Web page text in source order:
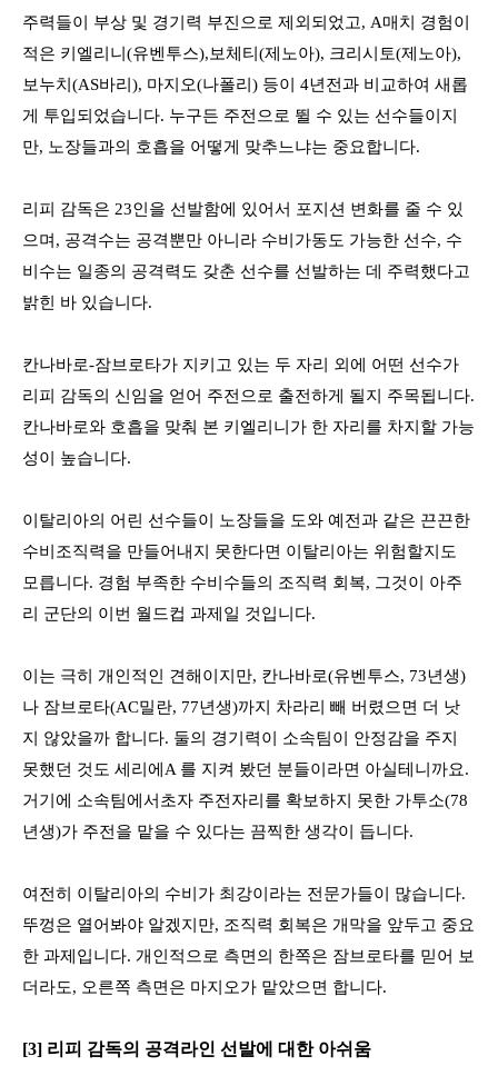
주력들이 부상 및 경기력 부진으로 제외되었고, A매치 경험이
적은 키엘리니 (유벤투스),보체티 (제노아), 크리시토(제노아),
보누치 (AS바리 ), 마지오(나폴리 ) 등이 4년전과 비교하여 새롭
게 투입되었습니다. 누구든 주전으로 뛸 수 있는 선수들이지
만, 노장들과의 호흡을 어떻게 맞추느냐는 중요합니다.
리피 감독은 23인을 선발함에 있어서 포지션 변화를 줄 수 있
으며 , 공격수는 공격뿐만 아니라 수비가동도 가능한 선수, 수
비수는 일종의 공격력도 갖춘 선수를 선발하는 데 주력했다고
밝힌 바 있습니다.
칸나바로-잠브로타가 지키고 있는 두 자리 외에 어떤 선수가
리피 감독의 신임을 얻어 주전으로 출전하게 될지 주목됩니다.
칸나바로와 호흡을 맞춰 본 키엘리니가 한 자리를 차지할 가능
성이 높습니다.
이탈리아의 어린 선수들이 노장들을 도와 예전과 같은 끈끈한
수비조직력을 만들어내지 못한다면 이탈리아는 위험할지도
모릅니다. 경험 부족한 수비수들의 조직력 회복, 그것이 아주
리 군단의 이번 월드컵 과제일 것입니다.
이는 극히 개인적인 견해이지만, 칸나바로(유벤투스, 73년생)
나 잠브로타(AC밀란, 77년생)까지 차라리 빼 버렸으면 더 낫
지 않았을까 합니다. 둘의 경기력이 소속팀이 안정감을 주지
못했던 것도 세리에 A 를 지켜 봤던 분들이라면 아실테니까요.
거기에 소속팀에서초자 주전자리를 확보하지 못한 가투소(78
년생)가 주전을 맡을 수 있다는 끔찍한 생각이 듭니다.
여전히 이탈리아의 수비가 최강이라는 전문가들이 많습니다.
뚜껑은 열어봐야 알겠지만, 조직력 회복은 개막을 앞두고 중요
한 과제입니다. 개인적으로 측면의 한쪽은 잠브로타를 믿어 보
더라도, 오른쪽 측면은 마지오가 맡았으면 합니다.
[3] 리피 감독의 공격라인 선발에 대한 아쉬움